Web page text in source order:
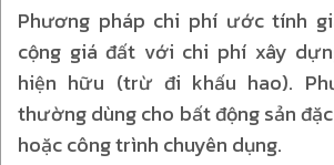
Phương pháp chi phí ước tính
cộng giá đất với chi phí xây
hiện hữu (trừ đi khấu hao).
thường dùng cho bất động sản
hoặc công trình chuyên dụng.